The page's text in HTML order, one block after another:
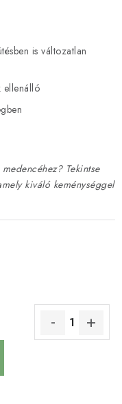
is változatlan
ellenálló
Tekintse
kiváló keménységgel